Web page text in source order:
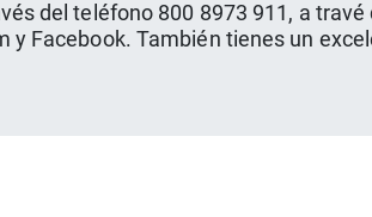
del teléfono 800 8973 911, a
Facebook. También tienes un